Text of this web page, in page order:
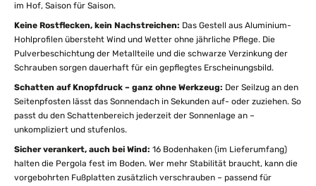
im Hof, Saison für Saison.
Keine Rostflecken, kein Nachstreichen: Das Gestell aus Aluminium-
Hohlprofilen übersteht Wind und Wetter ohne jährliche Pflege. Die
Pulverbeschichtung der Metallteile und die schwarze Verzinkung der
Schrauben sorgen dauerhaft für ein gepflegtes Erscheinungsbild.
Schatten auf Knopfdruck – ganz ohne Werkzeug: Der Seilzug an den
Seitenpfosten lässt das Sonnendach in Sekunden auf- oder zuziehen. So
passt du den Schattenbereich jederzeit der Sonnenlage an –
unkompliziert und stufenlos.
Sicher verankert, auch bei Wind: 16 Bodenhaken (im Lieferumfang)
halten die Pergola fest im Boden. Wer mehr Stabilität braucht, kann die
vorgebohrten Fußplatten zusätzlich verschrauben – passend für